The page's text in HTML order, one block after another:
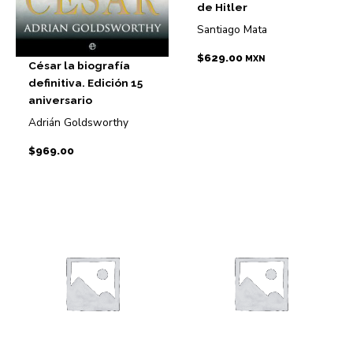
César la biografía
definitiva. Edición 15
aniversario
Adrián Goldsworthy
$969.00
de Hitler
Santiago Mata
$629.00 MXN